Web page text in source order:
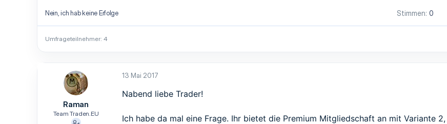
Nein, ich hab keine Erfolge Stimmen: 0
Umfrageteilnehmer 4
Raman
Team Traden.EU
13 Mai 2017
Nabend liebe Trader!
Ich habe da mal eine Frage. Ihr bietet die Premium Mitgliedschaft an mit Variante